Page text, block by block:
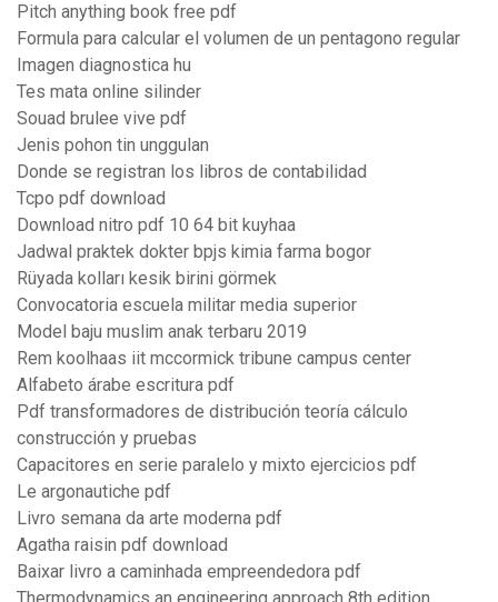
Pitch anything book free pdf
Formula para calcular el volumen de un pentagono regular
Imagen diagnostica hu
Tes mata online silinder
Souad brulee vive pdf
Jenis pohon tin unggulan
Donde se registran los libros de contabilidad
Tcpo pdf download
Download nitro pdf 10 64 bit kuyhaa
Jadwal praktek dokter bpjs kimia farma bogor
Rüyada kolları kesik birini görmek
Convocatoria escuela militar media superior
Model baju muslim anak terbaru 2019
Rem koolhaas iit mccormick tribune campus center
Alfabeto árabe escritura pdf
Pdf transformadores de distribución teoría cálculo
construcción y pruebas
Capacitores en serie paralelo y mixto ejercicios pdf
Le argonautiche pdf
Livro semana da arte moderna pdf
Agatha raisin pdf download
Baixar livro a caminhada empreendedora pdf